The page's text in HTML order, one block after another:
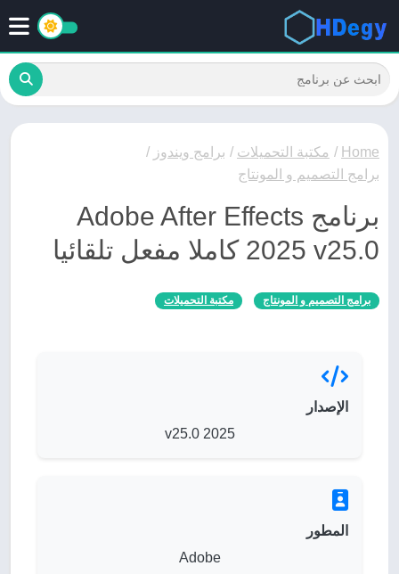
Home
/ مكتبة التحميلات / برامج ويندوز /
برامج التصميم و المونتاج
برنامج Adobe After Effects
2025 v25.0 كاملا مفعل تلقائيا
برامج التصميم و المونتاج مكتبة التحميلات
الإصدار
2025 v25.0
المطور
Adobe